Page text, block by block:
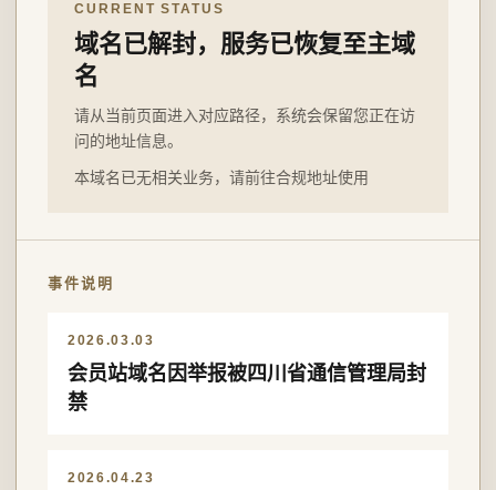
CURRENT STATUS
域名已解封，服务已恢复至主域
名
请从当前页面进入对应路径，系统会保留您正在访
问的地址信息。
本域名已无相关业务，请前往合规地址使用
事件说明
2026.03.03
会员站域名因举报被四川省通信管理局封
禁
2026.04.23